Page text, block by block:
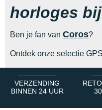
horloges
Ben je fan van Coros?
Ontdek onze selectie
VERZENDING
BINNEN 24 UUR